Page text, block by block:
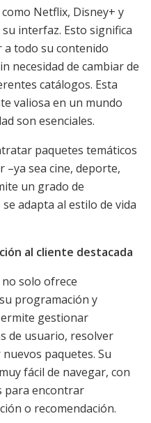
Netflix, Disney+ y
interfaz. Esto significa
a todo su contenido
necesidad de cambiar de
catálogos. Esta
valiosa en un mundo
son esenciales.
paquetes temáticos
sea cine, deporte,
un grado de
adapta al estilo de vida
al cliente destacada
no solo ofrece
programación y
gestionar
de usuario, resolver
paquetes. Su
fácil de navegar, con
para encontrar
o recomendación.